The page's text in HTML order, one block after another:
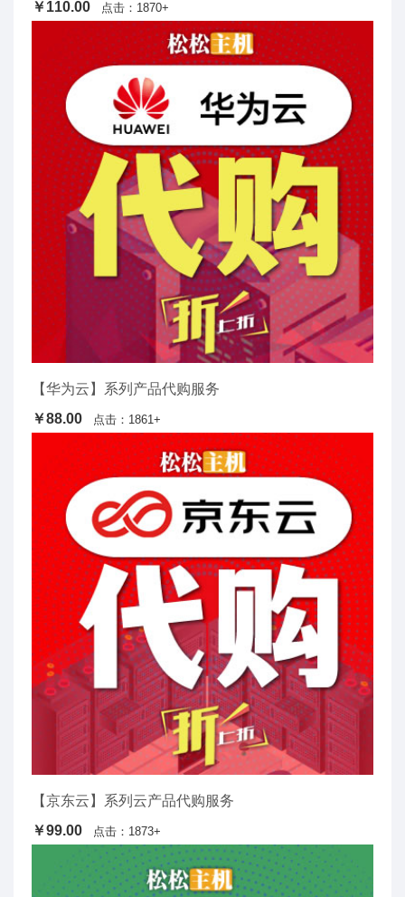
￥110.00 点击：1870+
【华为云】系列产品代购服务
￥88.00
点击：1861+
【京东云】系列云产品代购服务
￥99.00
点击：1873+